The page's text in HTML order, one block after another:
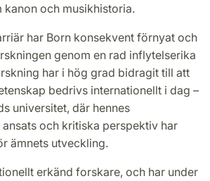
och musikhistoria.
har Born konsekvent förnyat och
genom en rad inflytelserika
har i hög grad bidragit till att
bedrivs internationellt i dag –
universitet, där hennes
och kritiska perspektiv har
ämnets utveckling.
erkänd forskare, och har under